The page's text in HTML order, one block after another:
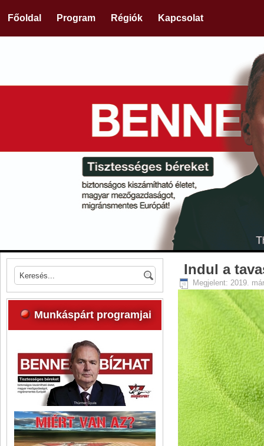
Főoldal Program Régiók Kapcsolat
Munkáspárt programjai
Indul a
Megjelent: 2019.